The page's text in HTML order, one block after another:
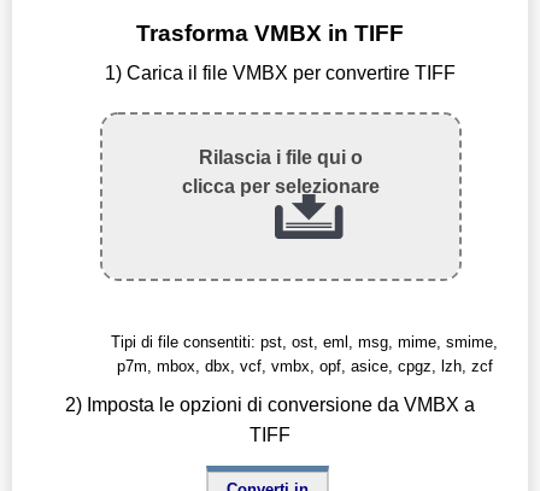
Trasforma VMBX in TIFF
1) Carica il file VMBX per convertire TIFF
Rilascia i file qui o
clicca per selezionare
Tipi di file consentiti: pst, ost, eml, msg, mime, smime,
p7m, mbox, dbx, vcf, vmbx, opf, asice, cpgz, lzh, zcf
2) Imposta le opzioni di conversione da VMBX a
TIFF